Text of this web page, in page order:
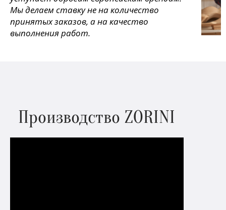
Мы делаем ставку не на количество
принятых заказов, а на качество
выполнения работ.
Производство ZORINI